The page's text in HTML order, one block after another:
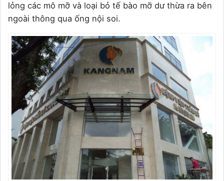
lỏng các mô mỡ và loại bỏ tế bào mỡ dư thừa ra bên
ngoài thông qua ống nội soi.